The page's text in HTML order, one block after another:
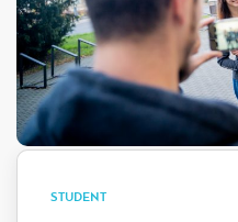
STUDENT